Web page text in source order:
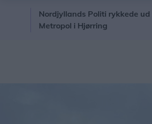
Nordjyllands Politi rykkede ud til
Metropol i Hjørring